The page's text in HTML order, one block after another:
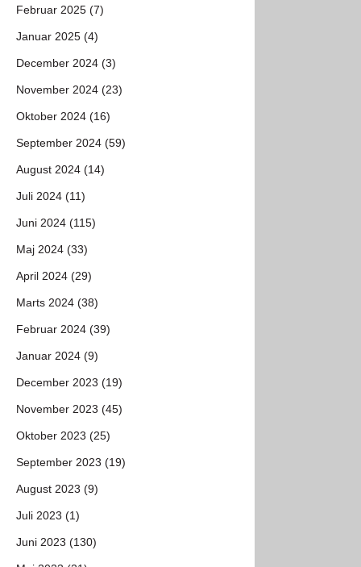
Februar 2025 (7)
Januar 2025 (4)
December 2024 (3)
November 2024 (23)
Oktober 2024 (16)
September 2024 (59)
August 2024 (14)
Juli 2024 (11)
Juni 2024 (115)
Maj 2024 (33)
April 2024 (29)
Marts 2024 (38)
Februar 2024 (39)
Januar 2024 (9)
December 2023 (19)
November 2023 (45)
Oktober 2023 (25)
September 2023 (19)
August 2023 (9)
Juli 2023 (1)
Juni 2023 (130)